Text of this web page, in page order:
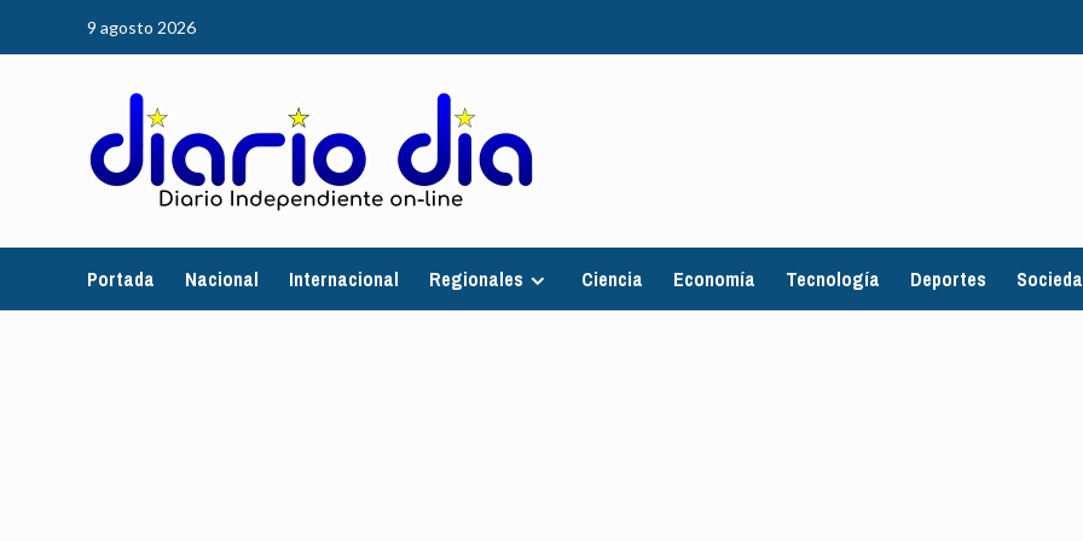
9 agosto 2026
Portada Nacional Internacional Regionales Ciencia Economía Tecnología Deportes